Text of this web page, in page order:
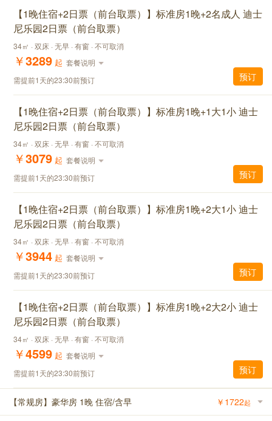
【1晚住宿+2日票（前台取票）】标准房1晚+2名成人 迪士
尼乐园2日票（前台取票）
34㎡ · 双床 · 无早 · 有窗 · 不可取消
￥3289 起 套餐说明
需提前1天的23:30前预订
预订
【1晚住宿+2日票（前台取票）】标准房1晚+1大1小 迪士
尼乐园2日票（前台取票）
34㎡ · 双床 · 无早 · 有窗 · 不可取消
￥3079 起 套餐说明
需提前1天的23:30前预订
预订
【1晚住宿+2日票（前台取票）】标准房1晚+2大1小 迪士
尼乐园2日票（前台取票）
34㎡ · 双床 · 无早 · 有窗 · 不可取消
￥3944 起 套餐说明
需提前1天的23:30前预订
预订
【1晚住宿+2日票（前台取票）】标准房1晚+2大2小 迪士
尼乐园2日票（前台取票）
34㎡ · 双床 · 无早 · 有窗 · 不可取消
￥4599 起 套餐说明
需提前1天的23:30前预订
预订
【常规房】豪华房 1晚 住宿/含早 ￥ 1722起